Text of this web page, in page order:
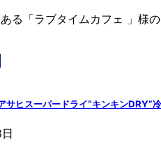
る「ラブタイムカフェ 」様
サヒスーパードライ“キンキンDRY”